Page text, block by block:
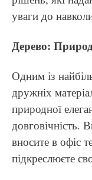
уваги до
Дерево:
Одним із
дружніх
природної
довговічність.
вносите в офіс
підкреслюєте